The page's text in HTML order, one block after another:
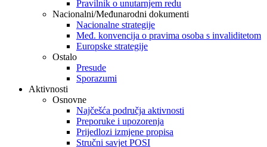
Pravilnik o unutarnjem redu
Nacionalni/Međunarodni dokumenti
Nacionalne strategije
Međ. konvencija o pravima osoba s invaliditetom
Europske strategije
Ostalo
Presude
Sporazumi
Aktivnosti
Osnovne
Najčešća područja aktivnosti
Preporuke i upozorenja
Prijedlozi izmjene propisa
Stručni savjet POSI